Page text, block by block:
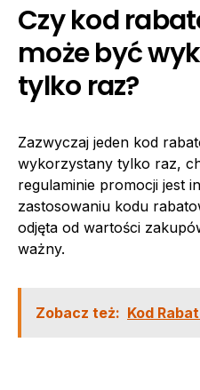
Czy kod
może być
tylko raz?
Zazwyczaj jeden kod
wykorzystany tylko raz,
regulaminie promocji jest
zastosowaniu kodu
odjęta od wartości
ważny.
Zobacz też: Kod